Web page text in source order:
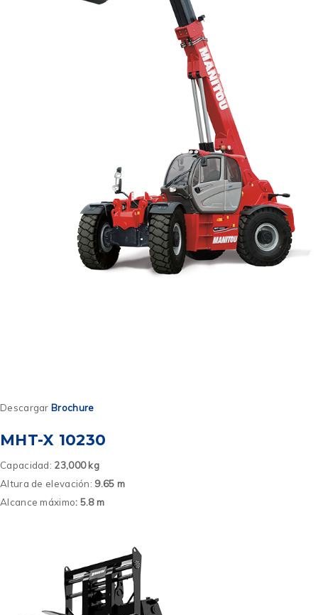
Descargar Brochure
MHT-X 10230
Capacidad: 23,000 kg
Altura de elevación: 9.65 m
Alcance máximo: 5.8 m